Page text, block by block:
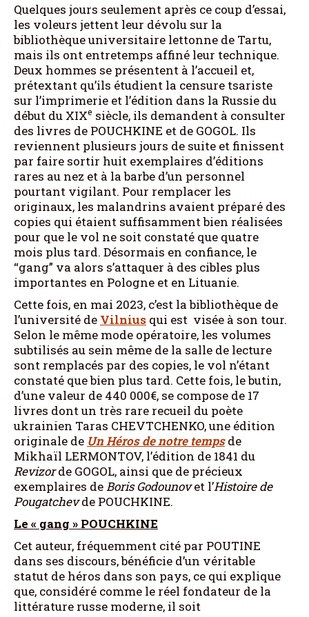
Quelques jours seulement après ce coup d’essai,
les voleurs jettent leur dévolu sur la
bibliothèque universitaire lettonne de Tartu,
mais ils ont entretemps affiné leur technique.
Deux hommes se présentent à l’accueil et,
prétextant qu’ils étudient la censure tsariste
sur l’imprimerie et l’édition dans la Russie du
début du XIXe siècle, ils demandent à consulter
des livres de POUCHKINE et de GOGOL. Ils
reviennent plusieurs jours de suite et finissent
par faire sortir huit exemplaires d’éditions
rares au nez et à la barbe d’un personnel
pourtant vigilant. Pour remplacer les
originaux, les malandrins avaient préparé des
copies qui étaient suffisamment bien réalisées
pour que le vol ne soit constaté que quatre
mois plus tard. Désormais en confiance, le
“gang” va alors s’attaquer à des cibles plus
importantes en Pologne et en Lituanie.
Cette fois, en mai 2023, c’est la bibliothèque de
l’université de Vilnius qui est visée à son tour.
Selon le même mode opératoire, les volumes
subtilisés au sein même de la salle de lecture
sont remplacés par des copies, le vol n’étant
constaté que bien plus tard. Cette fois, le butin,
d’une valeur de 440 000€, se compose de 17
livres dont un très rare recueil du poète
ukrainien Taras CHEVTCHENKO, une édition
originale de Un Héros de notre tempsde
Mikhaïl LERMONTOV, l’édition de 1841 du
Revizorde GOGOL, ainsi que de précieux
exemplaires deBoris Godounovet l’Histoire de
Pougatchevde POUCHKINE.
Le « gang » POUCHKINE
Cet auteur, fréquemment cité par POUTINE
dans ses discours, bénéficie d’un véritable
statut de héros dans son pays, ce qui explique
que, considéré comme le réel fondateur de la
littérature russe moderne, il soit